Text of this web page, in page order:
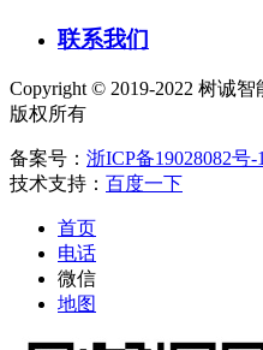
联系我们
Copyright © 2019-2022 树诚
版权所有
备案号： 浙ICP备19028082号-
技术支持： 百度一下
首页
电话
微信
地图